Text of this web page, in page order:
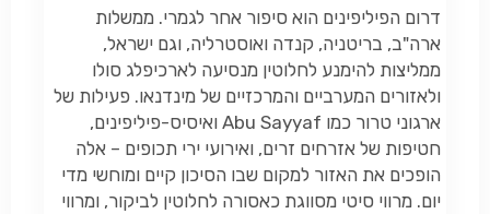
דרום הפיליפינים הוא סיפור אחר לגמרי. ממשלות
ארה"ב, בריטניה, קנדה ואוסטרליה, וגם ישראל,
ממליצות להימנע לחלוטין מנסיעה לארכיפלג סולו
ולאזורים המערביים והמרכזיים של מינדנאו. פעילות של
ארגוני טרור כמו Abu Sayyaf ואיסיס-פיליפינים,
חטיפות של אזרחים זרים, ואירועי ירי תכופים – אלה
הופכים את האזור למקום שבו הסיכון קיים ומוחשי מדי
יום. מרווי סיטי מסווגת כאסורה לחלוטין לביקור, ומרווי